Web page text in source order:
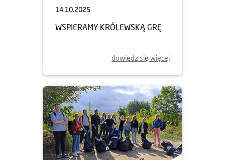
14.10.2025
WSPIERAMY KRÓLEWSKĄ GRĘ
dowiedz się więcej